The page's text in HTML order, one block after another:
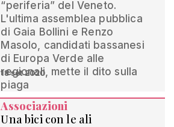
“periferia” del Veneto.
L'ultima assemblea pubblica
di Gaia Bollini e Renzo
Masolo, candidati bassanesi
di Europa Verde alle
regionali, mette il dito sulla
piaga
18 set 2020
Associazioni
Una bici con le ali